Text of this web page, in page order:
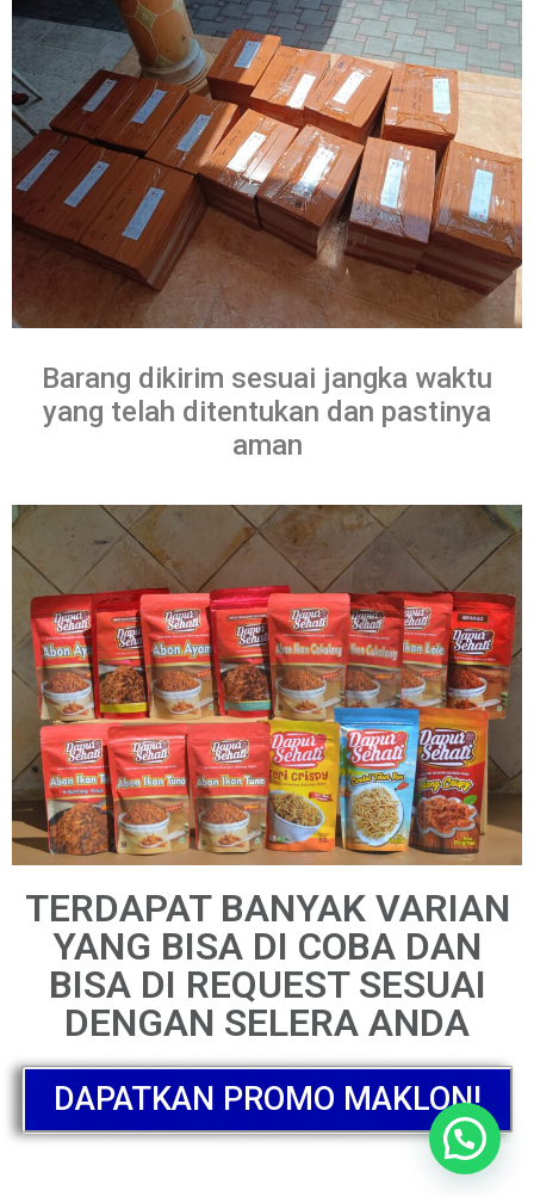
Barang dikirim sesuai jangka waktu
yang telah ditentukan dan pastinya
aman
TERDAPAT BANYAK VARIAN
YANG BISA DI COBA DAN
BISA DI REQUEST SESUAI
DENGAN SELERA ANDA
DAPATKAN PROMO MAKLON!